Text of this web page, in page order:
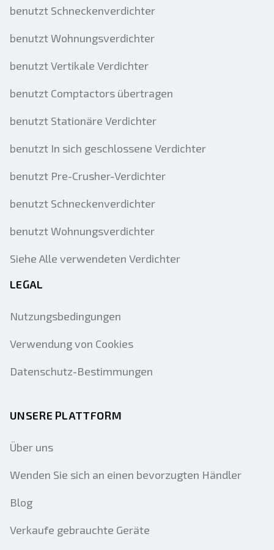
benutzt Schneckenverdichter
benutzt Wohnungsverdichter
benutzt Vertikale Verdichter
benutzt Comptactors übertragen
benutzt Stationäre Verdichter
benutzt In sich geschlossene Verdichter
benutzt Pre-Crusher-Verdichter
benutzt Schneckenverdichter
benutzt Wohnungsverdichter
Siehe Alle verwendeten Verdichter
LEGAL
Nutzungsbedingungen
Verwendung von Cookies
Datenschutz-Bestimmungen
UNSERE PLATTFORM
Über uns
Wenden Sie sich an einen bevorzugten Händler
Blog
Verkaufe gebrauchte Geräte